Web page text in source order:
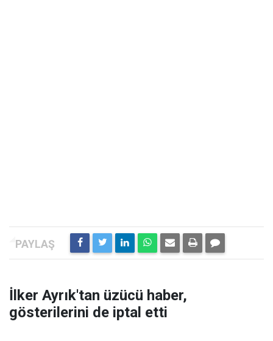
İlker Ayrık'tan üzücü haber,
gösterilerini de iptal etti